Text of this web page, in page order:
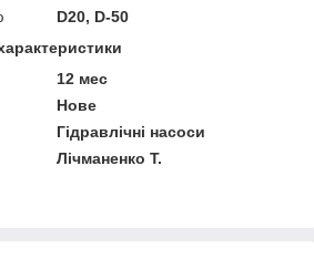
D20, D-50
12 мес
Нове
Гідравлічні насоси
Лічманенко Т.